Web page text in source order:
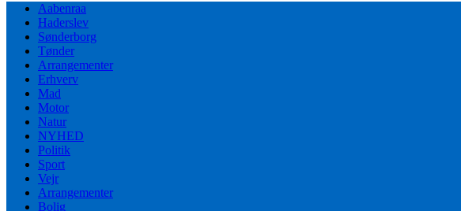
Aabenraa
Haderslev
Sønderborg
Tønder
Arrangementer
Erhverv
Mad
Motor
Natur
NYHED
Politik
Sport
Vejr
Arrangementer
Bolig